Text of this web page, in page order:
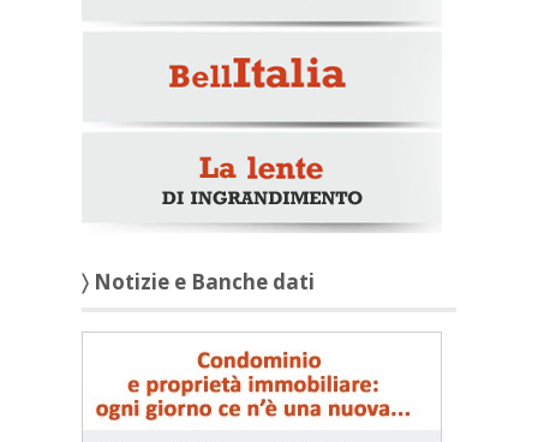
〉 Notizie e Banche dati